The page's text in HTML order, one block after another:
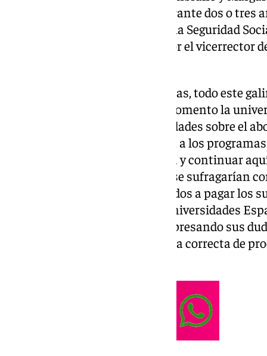
descontada de sus nóminas durante dos o tres
patronales correspondientes a la Seguridad
euros, según datos indicados por el vicerrector
En base a las fuentes consultadas, todo este
disparidad de criterios. En su momento la
Ciencia, Innovación y Universidades sobre el
investigadores que se acogieron a los
Zambrano para volver a España y continuar
consideró que dichas cuantías se sufragarían
que, en teoría, debían ir destinados a pagar los
de Rectores y Rectoras de las Universidades
consulta escrita al respecto, expresando sus
ministerio que ésa era la manera correcta de